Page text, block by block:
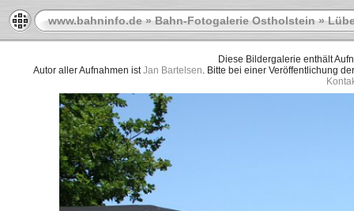
www.bahninfo.de»Bahn-Fotogalerie Ostholstein»
Diese Bildergalerie enthält
Autor aller Aufnahmen istJan Bartelsen. Bitte bei einer Veröffentlichung